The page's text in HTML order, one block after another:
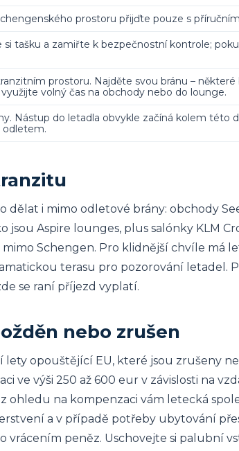
prostoru přijďte pouze s
si tašku a zamiřte k bezpečnostní kontrole;
prostoru. Najděte svou bránu – některé
volný čas na obchody nebo do lounge.
Nástup do letadla obvykle začíná kolem této
odletem.
dělat i mimo odletové brány: obchody
jsou Aspire lounges, plus salónky KLM
Schengen. Pro klidnější chvíle má
terasu pro pozorování letadel.
se raní příjezd vyplatí.
nebo zrušen
lety opouštějící EU, které jsou zrušeny
ve výši 250 až 600 eur v závislosti na
ohledu na kompenzaci vám letecká
a v případě potřeby ubytování
vrácením peněz. Uschovejte si palubní